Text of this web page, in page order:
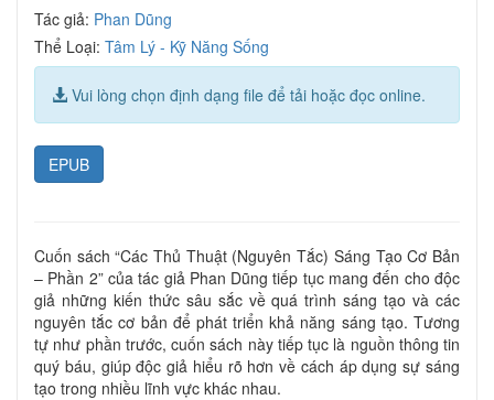
Tác giả: Phan Dũng
Thể Loại: Tâm Lý - Kỹ Năng Sống
Vui lòng chọn định dạng file để tải hoặc đọc online.
EPUB
Cuốn sách “Các Thủ Thuật (Nguyên Tắc) Sáng Tạo Cơ Bản
– Phần 2” của tác giả Phan Dũng tiếp tục mang đến cho độc
giả những kiến thức sâu sắc về quá trình sáng tạo và các
nguyên tắc cơ bản để phát triển khả năng sáng tạo. Tương
tự như phần trước, cuốn sách này tiếp tục là nguồn thông tin
quý báu, giúp độc giả hiểu rõ hơn về cách áp dụng sự sáng
tạo trong nhiều lĩnh vực khác nhau.